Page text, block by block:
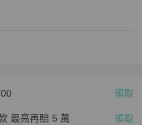
領取
最高再賠 5 萬 領取